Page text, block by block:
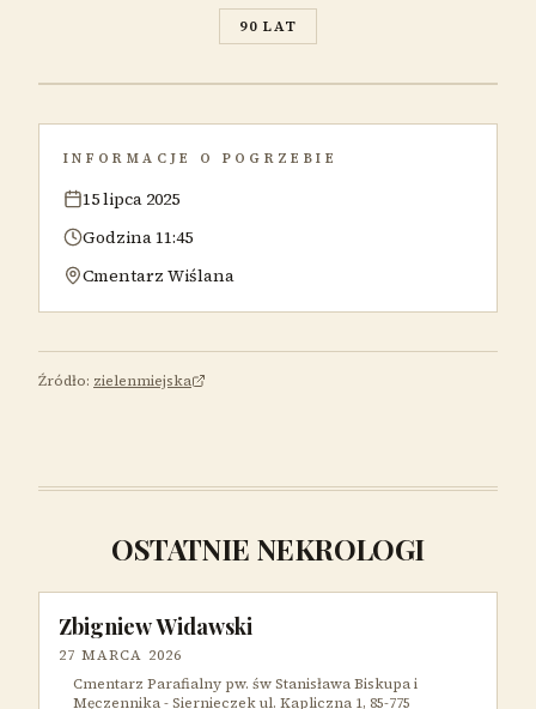
90 LAT
INFORMACJE O POGRZEBIE
15 lipca 2025
Godzina 11:45
Cmentarz Wiślana
Źródło: zielenmiejska
OSTATNIE NEKROLOGI
Zbigniew Widawski
27 MARCA 2026
Cmentarz Parafialny pw. św Stanisława Biskupa i
Męczennika - Siernieczek ul. Kapliczna 1, 85-775